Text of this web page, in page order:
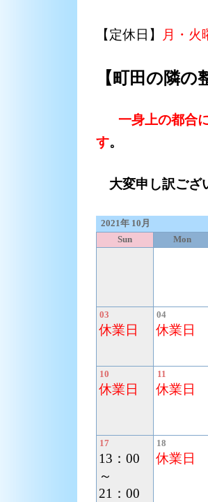
【定休日】 月・火
【町田の隣
一身上の都合
す。
大変申し訳ござ
2021年 10月
Sun
Mon
03
休業日
04
休業日
10
休業日
11
休業日
17
13：00
～
21：00
18
休業日